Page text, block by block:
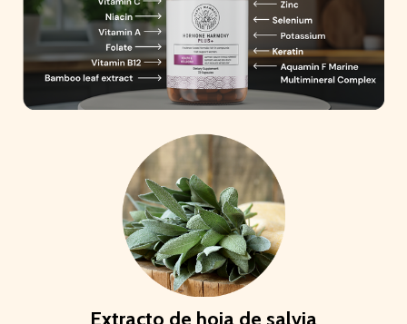
Extracto de hoja de salvia